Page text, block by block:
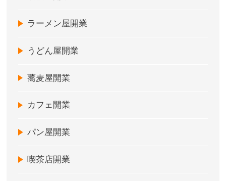
ラーメン屋開業
うどん屋開業
蕎麦屋開業
カフェ開業
パン屋開業
喫茶店開業